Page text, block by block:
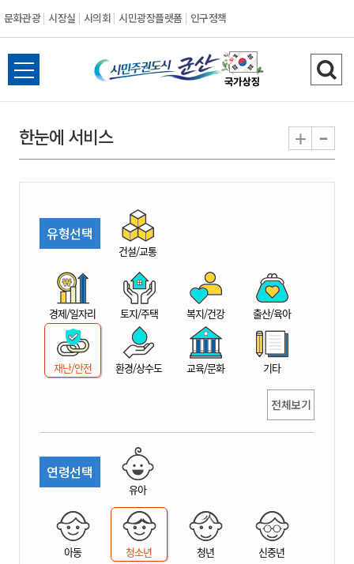
문화관광 시장실 시의회 시민광장플랫폼 인구정책
시
민
권
시
산
전
체
뉴
열
검
색
기
한눈에 서비스 + -
유형선택
건설/교통
경제/일자리 토지/주택 복지/건강 출산/육아
재난/안전 환경/상수도 교육/문화 기타
전체보기
연령선택
유아
아동 청소년 청년 신중년